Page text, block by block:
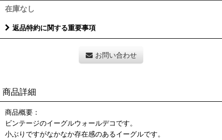
在庫なし
返品特約に関する重要事項
お問い合わせ
商品詳細
商品概要：
ビンテージのイーグルウォールデコです。
小ぶりですがなかなか存在感のあるイーグルです。